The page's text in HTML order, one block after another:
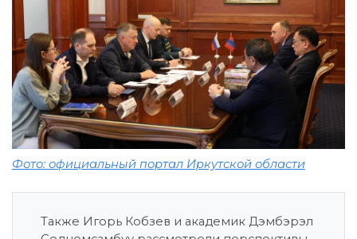
Фото: официальный портал Иркутской области
Также Игорь Кобзев и академик Дэмбэрэл